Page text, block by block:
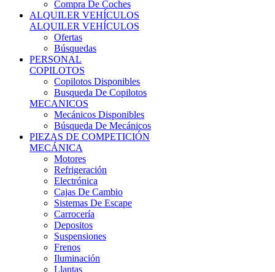
Compra De Coches
ALQUILER VEHÍCULOS
ALQUILER VEHÍCULOS
Ofertas
Búsquedas
PERSONAL
COPILOTOS
Copilotos Disponibles
Busqueda De Copilotos
MECANICOS
Mecánicos Disponibles
Búsqueda De Mecánicos
PIEZAS DE COMPETICIÓN
MECÁNICA
Motores
Refrigeración
Electrónica
Cajas De Cambio
Sistemas De Escape
Carrocería
Depositos
Suspensiones
Frenos
Iluminación
Llantas